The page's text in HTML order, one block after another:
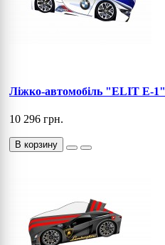
Ліжко-автомобіль "ELIT E-1"
10 296 грн.
В корзину